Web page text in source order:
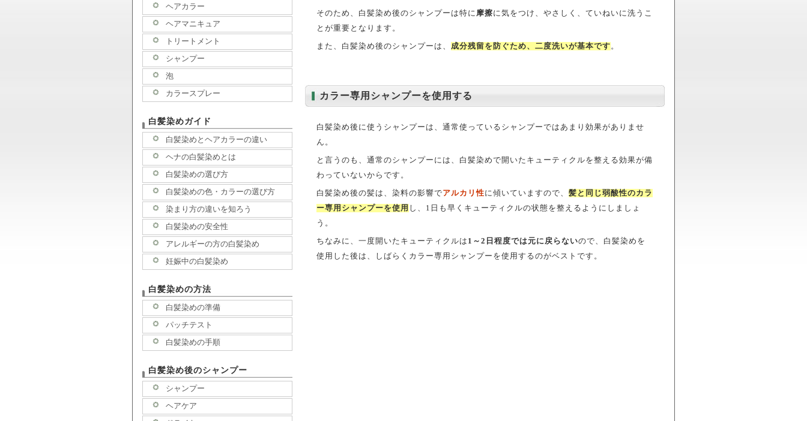
そのため、白髪染め後のシャンプーは特に 摩擦に気をつけ、やさしく、ていねいに洗うこ
とが重要となります。
また、白髪染め後のシャンプーは、 成分残留を防ぐため、二度洗いが基本です。
カラー専用シャンプーを使用する
白髪染め後に使うシャンプーは、通常使っているシャンプーではあまり効果がありませ
ん。
と言うのも、通常のシャンプーには、白髪染めで開いたキューティクルを整える効果が備
わっていないからです。
白髪染め後の髪は、染料の影響でアルカリ性に傾いていますので、 髪と同じ弱酸性のカラ
ー専用シャンプーを使用 し、1日も早くキューティクルの状態を整えるようにしましょ
う。
ちなみに、一度開いたキューティクルは 1～2日程度では元に戻らないので、白髪染めを
使用した後は、しばらくカラー専用シャンプーを使用するのがベストです。
ヘアカラー
ヘアマニキュア
トリートメント
シャンプー
泡
カラースプレー
白髪染めガイド
白髪染めとヘアカラーの違い
ヘナの白髪染めとは
白髪染めの選び方
白髪染めの色・カラーの選び方
染まり方の違いを知ろう
白髪染めの安全性
アレルギーの方の白髪染め
妊娠中の白髪染め
白髪染めの方法
白髪染めの準備
パッチテスト
白髪染めの手順
白髪染め後のシャンプー
シャンプー
ヘアケア